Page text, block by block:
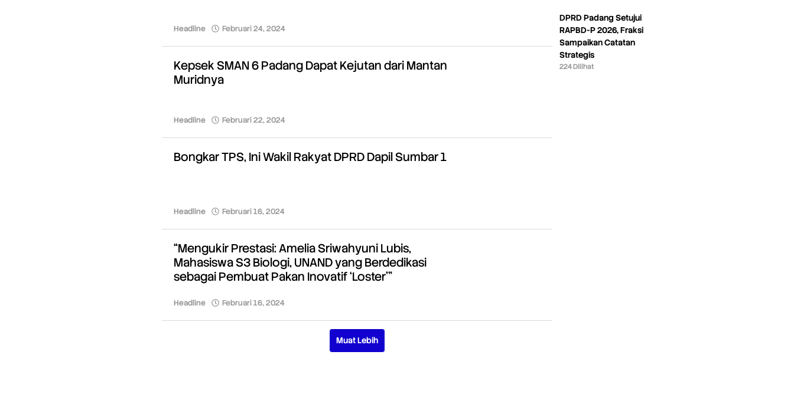
Headline Februari 24, 2024
Kepsek SMAN 6 Padang Dapat Kejutan dari Mantan
Muridnya
Headline Februari 22, 2024
Bongkar TPS, Ini Wakil Rakyat DPRD Dapil Sumbar 1
Headline Februari 16, 2024
“Mengukir Prestasi: Amelia Sriwahyuni Lubis,
Mahasiswa S3 Biologi, UNAND yang Berdedikasi
sebagai Pembuat Pakan Inovatif ‘Loster'”
Headline Februari 16, 2024
Muat Lebih
DPRD Padang Setujui
RAPBD-P 2026, Fraksi
Sampaikan Catatan
Strategis
224 Dilihat